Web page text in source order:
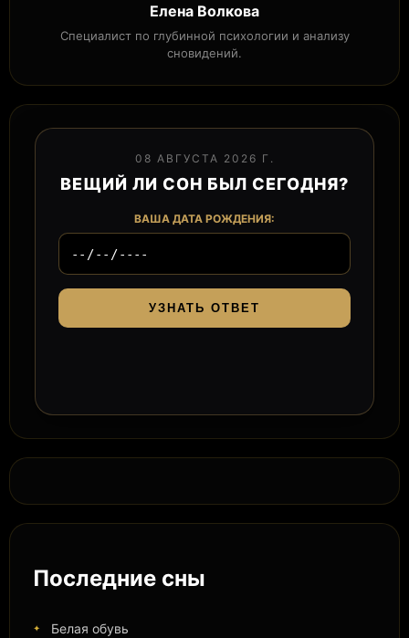
Елена Волкова
Специалист по глубинной психологии и анализу
сновидений.
08 АВГУСТА 2026 Г.
ВЕЩИЙ ЛИ СОН БЫЛ СЕГОДНЯ?
ВАША ДАТА РОЖДЕНИЯ:
УЗНАТЬ ОТВЕТ
Последние сны
Белая обувь